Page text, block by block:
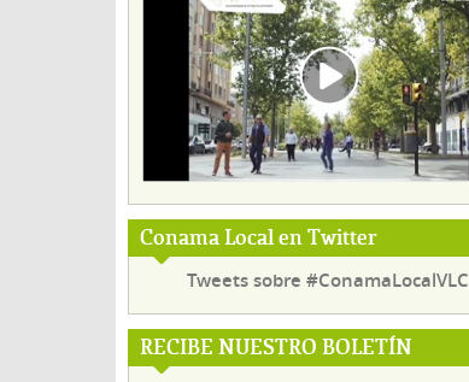
Conama Local en Twitter
Tweets sobre #ConamaLocalVLC
RECIBE NUESTRO BOLETÍN